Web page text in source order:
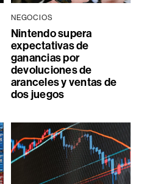
NEGOCIOS
Nintendo supera
expectativas de
ganancias por
devoluciones de
aranceles y ventas de
dos juegos